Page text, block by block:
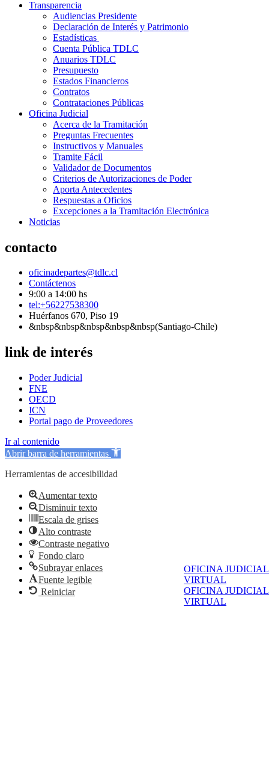
OFICINA JUDICIAL
VIRTUAL
OFICINA JUDICIAL
VIRTUAL
Transparencia
Audiencias Presidente
Declaración de Interés y Patrimonio
Estadísticas
Cuenta Pública TDLC
Anuarios TDLC
Presupuesto
Estados Financieros
Contratos
Contrataciones Públicas
Oficina Judicial
Acerca de la Tramitación
Preguntas Frecuentes
Instructivos y Manuales
Tramite Fácil
Validador de Documentos
Criterios de Autorizaciones de Poder
Aporta Antecedentes
Respuestas a Oficios
Excepciones a la Tramitación Electrónica
Noticias
contacto
oficinadepartes@tdlc.cl
Contáctenos
9:00 a 14:00 hs
tel:+56227538300
Huérfanos 670, Piso 19
&nbsp&nbsp&nbsp&nbsp&nbsp(Santiago-Chile)
link de interés
Poder Judicial
FNE
OECD
ICN
Portal pago de Proveedores
Ir al contenido
Abrir barra de herramientas
Herramientas de accesibilidad
Aumentar texto
Disminuir texto
Escala de grises
Alto contraste
Contraste negativo
Fondo claro
Subrayar enlaces
Fuente legible
Reiniciar